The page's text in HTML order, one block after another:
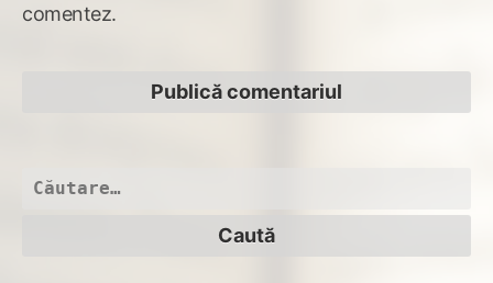
comentez.
Caută